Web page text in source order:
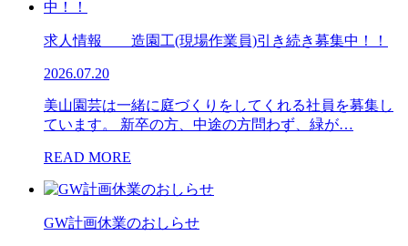
求人情報 造園工(現場作業員)引き続き募集中！！
2026.07.20
美山園芸は一緒に庭づくりをしてくれる社員を募集し
ています。 新卒の方、中途の方問わず、緑が…
READ MORE
GW計画休業のおしらせ